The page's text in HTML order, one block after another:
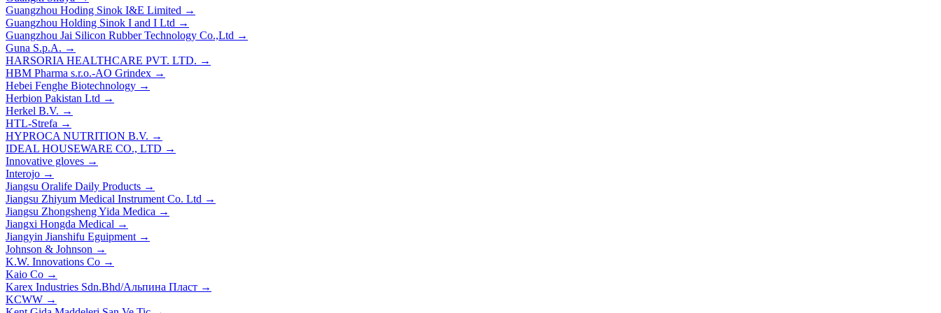
Guangzhou Hoding Sinok I&E Limited →
Guangzhou Holding Sinok I and I Ltd →
Guangzhou Jai Silicon Rubber Technology Co.,Ltd →
Guna S.p.A. →
HARSORIA HEALTHCARE PVT. LTD. →
HBM Pharma s.r.o.-AO Grindex →
Hebei Fenghe Biotechnology →
Herbion Pakistan Ltd →
Herkel B.V. →
HTL-Strefa →
HYPROCA NUTRITION B.V. →
IDEAL HOUSEWARE CO., LTD →
Innovative gloves →
Interojo →
Jiangsu Oralife Daily Products →
Jiangsu Zhiyum Medical Instrument Co. Ltd →
Jiangsu Zhongsheng Yida Medica →
Jiangxi Hongda Medical →
Jiangyin Jianshifu Eguipment →
Johnson & Johnson →
K.W. Innovations Co →
Kaio Co →
Karex Industries Sdn.Bhd/Альпина Пласт →
KCWW →